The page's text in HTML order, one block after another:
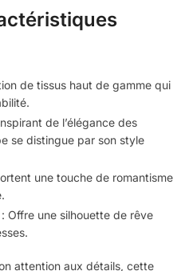
de tissus haut de gamme qui
de l’élégance des
se distingue par son style
une touche de romantisme
: Offre une silhouette de rêve
attention aux détails, cette